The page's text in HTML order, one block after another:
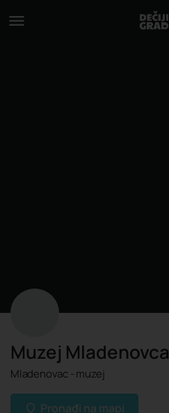
Muzej Mladenovca
Mladenovac - muzej
Pronađi na mapi